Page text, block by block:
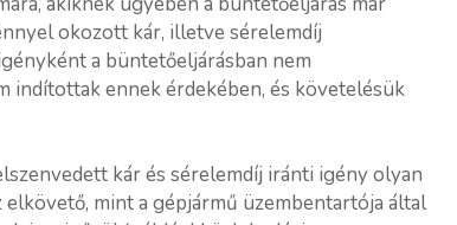
okozott kár, illetve sérelemdíj
a büntetőeljárásban nem
ennek érdekében, és követelésük
kár és sérelemdíj iránti igény olyan
mint a gépjármű üzembentartója által